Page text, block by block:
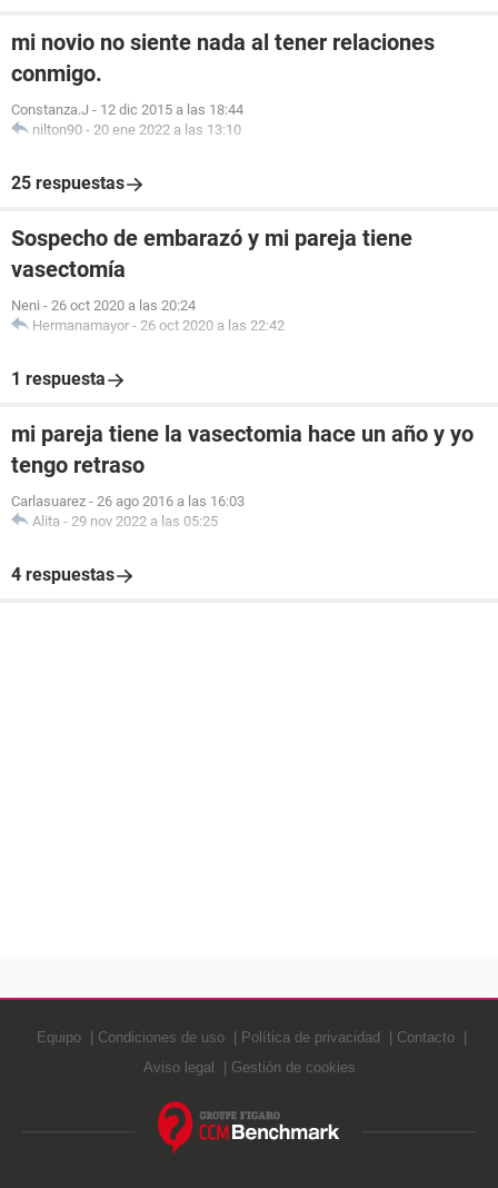
mi novio no siente nada al tener relaciones
conmigo.
Constanza.J - 12 dic 2015 a las 18:44
nilton90 - 20 ene 2022 a las 13:10
25 respuestas
Sospecho de embarazó y mi pareja tiene
vasectomía
Neni - 26 oct 2020 a las 20:24
Hermanamayor - 26 oct 2020 a las 22:42
1 respuesta
mi pareja tiene la vasectomia hace un año y yo
tengo retraso
Carlasuarez - 26 ago 2016 a las 16:03
Alita - 29 nov 2022 a las 05:25
4 respuestas
Equipo Condiciones de uso Política de privacidad
Contacto
Aviso legal
Gestión de cookies